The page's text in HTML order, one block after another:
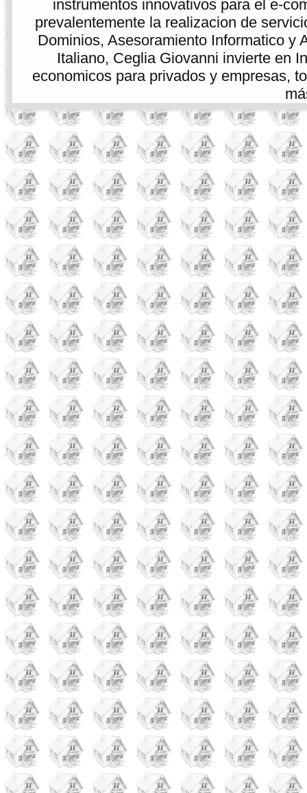
instrumentos innovativos para el e-
prevalentemente la realizacion de
Dominios, Asesoramiento Informatico y
Italiano, Ceglia Giovanni invierte en
economicos para privados y empresas,